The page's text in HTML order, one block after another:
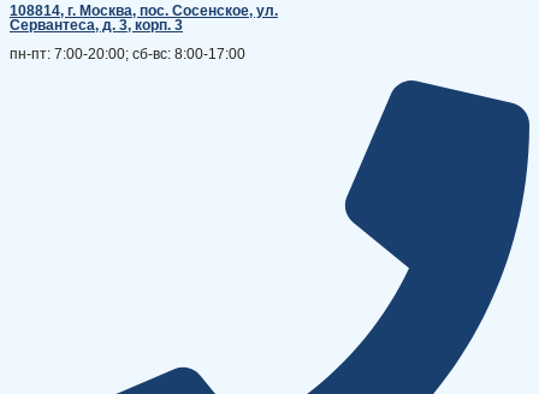
108814, г. Москва, поc. Сосенское, ул.
Сервантеса, д. 3, корп. 3
пн-пт: 7:00-20:00; сб-вс: 8:00-17:00